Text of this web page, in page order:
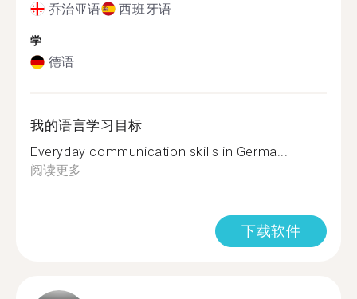
乔治亚语 西班牙语
学
德语
我的语言学习目标
Everyday communication skills in Germa...
阅读更多
下载软件